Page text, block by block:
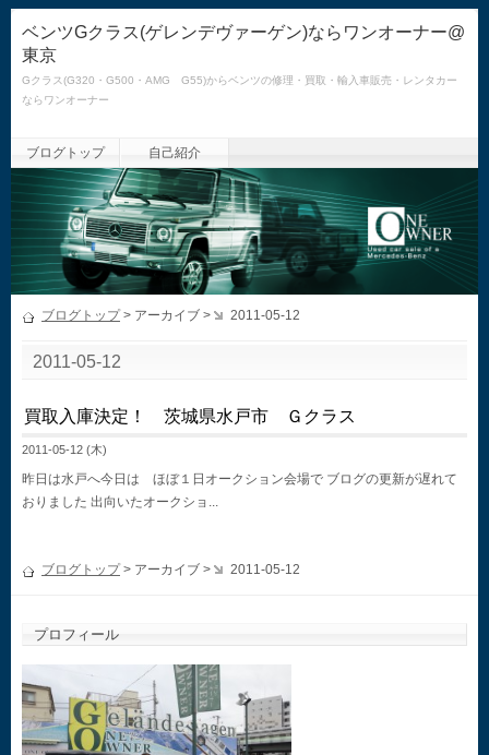
ベンツGクラス(ゲレンデヴァーゲン)ならワンオーナー@
東京
Gクラス(G320・G500・AMG G55)からベンツの修理・買取・輸入車販売・レンタカー
ならワンオーナー
ブログトップ 自己紹介
ブログトップ> アーカイブ > 2011-05-12
2011-05-12
買取入庫決定！ 茨城県水戸市 Ｇクラス
2011-05-12 (木)
昨日は水戸へ今日は ほぼ１日オークション会場で ブログの更新が遅れて
おりました 出向いたオークショ...
ブログトップ> アーカイブ > 2011-05-12
プロフィール